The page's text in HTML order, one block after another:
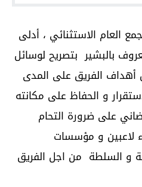
العام الاستثنائي ، أدلى
بالبشير بتصريح لوسائل
أهداف الفريق على المدى
و الحفاظ على مكانته
على ضرورة التحام
لاعبين و مؤسسات
و السلطة من اجل الفريق